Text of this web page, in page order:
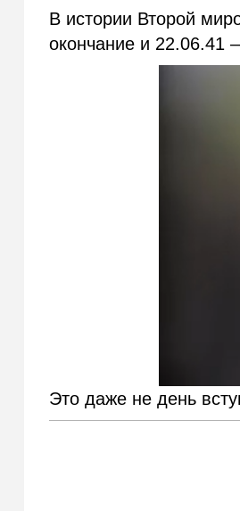
В истории Второй
окончание и 22.06.41
Это даже не день